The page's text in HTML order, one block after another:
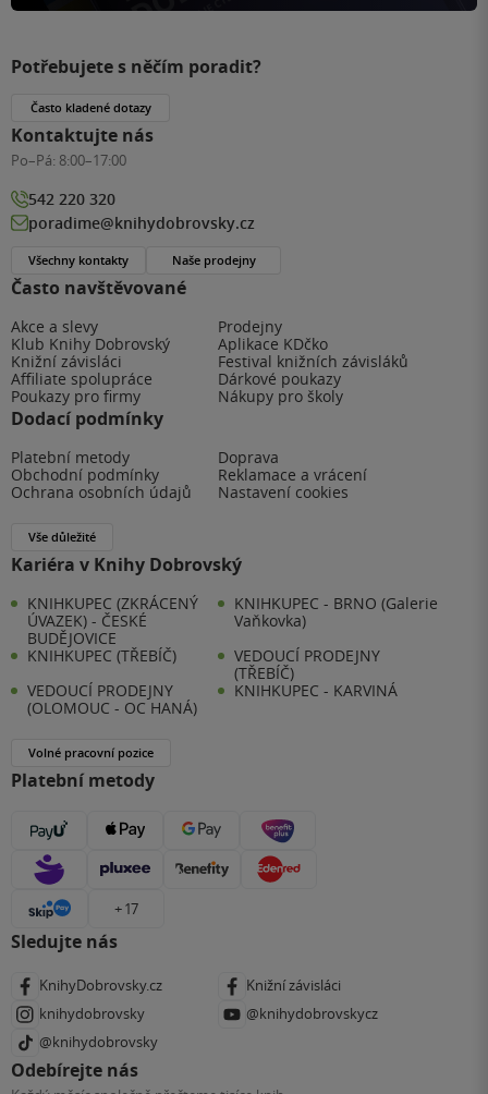
Často navštěvované
Akce a slevy
Prodejny
Klub Knihy Dobrovský
Aplikace KDčko
Knižní závisláci
Festival knižních závisláků
Affiliate spolupráce
Dárkové poukazy
Poukazy pro firmy
Nákupy pro školy
Dodací podmínky
Platební metody
Doprava
Obchodní podmínky
Reklamace a vrácení
Ochrana osobních údajů
Nastavení cookies
Vše důležité
Kariéra v Knihy Dobrovský
KNIHKUPEC (ZKRÁCENÝ
ÚVAZEK) - ČESKÉ
BUDĚJOVICE
KNIHKUPEC - BRNO (Galerie
Vaňkovka)
KNIHKUPEC (TŘEBÍČ)
VEDOUCÍ PRODEJNY
(TŘEBÍČ)
VEDOUCÍ PRODEJNY
(OLOMOUC - OC HANÁ)
KNIHKUPEC - KARVINÁ
Volné pracovní pozice
Platební metody
+ 17
Sledujte nás
KnihyDobrovsky.cz
Knižní závisláci
knihydobrovsky
@knihydobrovskycz
@knihydobrovsky
Odebírejte nás
Potřebujete s něčím poradit?
Často kladené dotazy
Kontaktujte nás
Po–Pá: 8:00–17:00
542 220 320
poradime@knihydobrovsky.cz
Všechny kontakty Naše prodejny